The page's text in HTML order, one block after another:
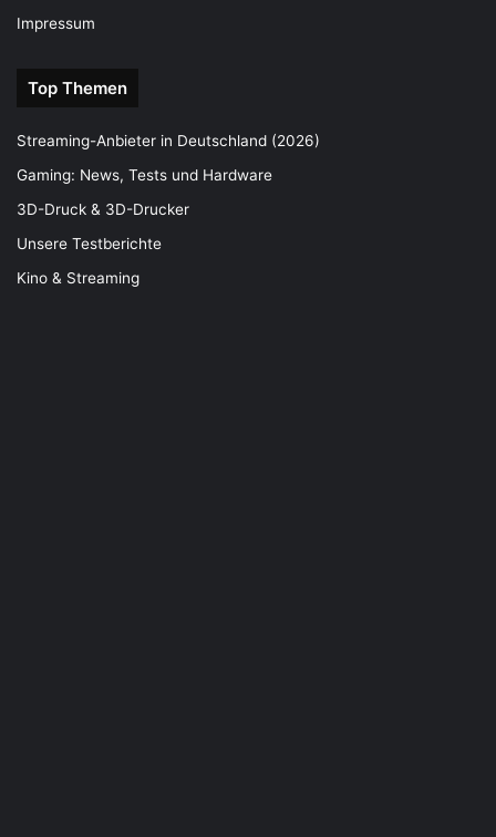
Impressum
Top Themen
Streaming-Anbieter in Deutschland (2026)
Gaming: News, Tests und Hardware
3D-Druck & 3D-Drucker
Unsere Testberichte
Kino & Streaming